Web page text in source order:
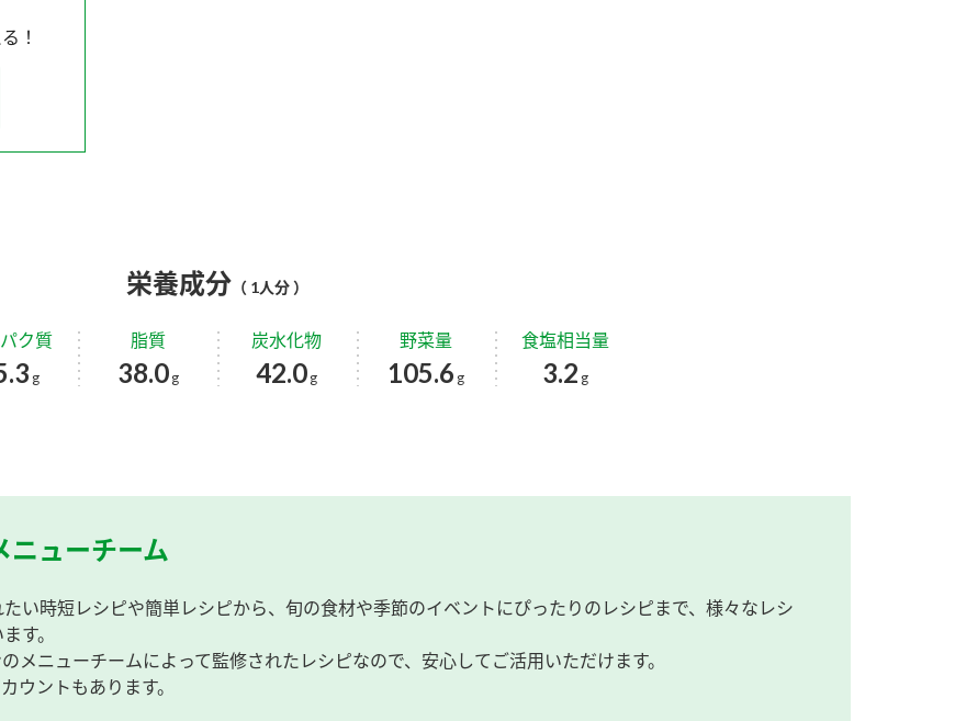
！
栄養成分 （ 1人分 ）
ク質
g
脂質
38.0 g
炭水化物
42.0g
野菜量
105.6 g
食塩相当量
3.2 g
ニューチーム
たい時短レシピや簡単レシピから、旬の食材や季節のイベントにぴったりのレシピまで、様々なレシ
す。
メニューチームによって監修されたレシピなので、安心してご活用いただけます。
ウントもあります。